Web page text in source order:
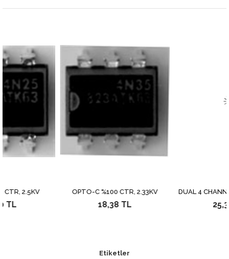
OPTO-C %100 CTR, 2.33KV
18,38 TL
DUAL 4 CHANNEL
25,38 TL
Etiketler